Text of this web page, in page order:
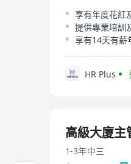
享有年度花紅
提供專業培訓
享有14天有薪
HR Plus
高級大廈
1-3年中三